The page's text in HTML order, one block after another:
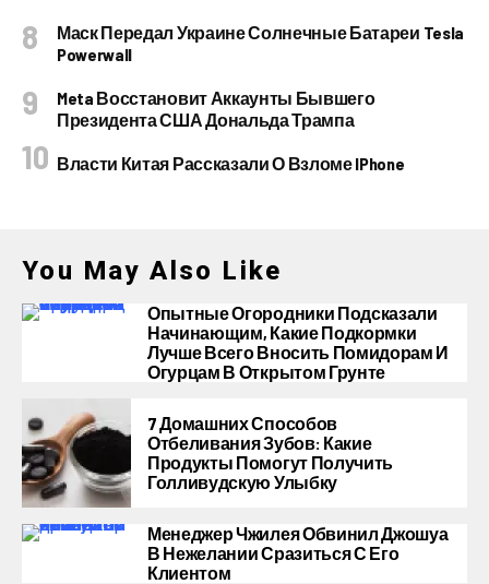
Маск Передал Украине Солнечные Батареи Tesla
Powerwall
Meta Восстановит Аккаунты Бывшего
Президента США Дональда Трампа
Власти Китая Рассказали О Взломе IPhone
You May Also Like
Опытные Огородники Подсказали
Начинающим, Какие Подкормки
Лучше Всего Вносить Помидорам И
Огурцам В Открытом Грунте
7 Домашних Способов
Отбеливания Зубов: Какие
Продукты Помогут Получить
Голливудскую Улыбку
Менеджер Чжилея Обвинил Джошуа
В Нежелании Сразиться С Его
Клиентом